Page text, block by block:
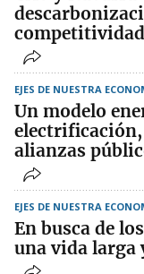
EJES DE NUESTRA
Un modelo
alianzas
EJES DE NUESTRA
En busca de
una vida larga